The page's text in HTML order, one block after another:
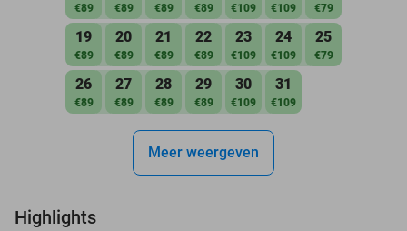
€89 €89 €89 €89 €109 €109 €79
19
€89
20
€89
21
€89
22
€89
23
€109
24
€109
25
€79
26
€89
27
€89
28
€89
29
€89
30
€109
31
€109
Meer weergeven
Highlights